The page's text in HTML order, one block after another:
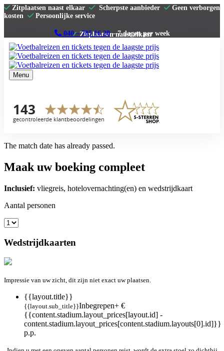
Zitplaatsen naast elkaar Scherpste aanbieder
Geen verborgen
kosten
Persoonlijke service
040 – 785 16 20– 7 dagen per week
Menu
La Liga
Serie A
Contact
The match date has already passed.
Maak uw boeking compleet
Inclusief: vliegreis, hotelovernachting(en) en wedstrijdkaart
Aantal personen
Wedstrijdkaarten
Impressie van uw zicht, dit zijn niet exact uw plaatsen.
{{layout.title}}
{{layout.sub_title}}Inbegrepen+ €
{{content.stadium.layout_prices[layout.id] -
content.stadium.layout_prices[content.stadium.layouts[0].id]}}
p.p.